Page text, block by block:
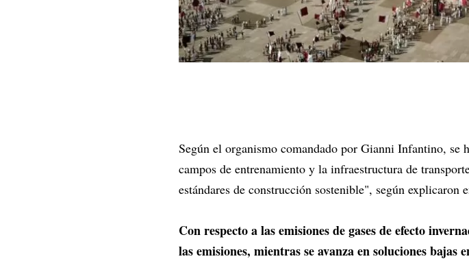
Según el organismo comandado por Gianni Infantino, se
campos de entrenamiento y la infraestructura de
estándares de construcción sostenible", según explicaron
Con respecto a las emisiones de gases de efecto
las emisiones, mientras se avanza en soluciones